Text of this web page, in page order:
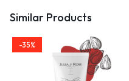
Similar Products
-35%